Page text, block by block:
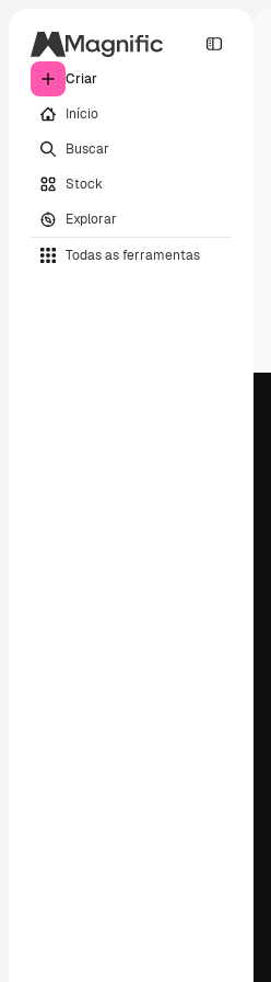
Criar
Início
Buscar
Stock
Explorar
Todas as ferramentas